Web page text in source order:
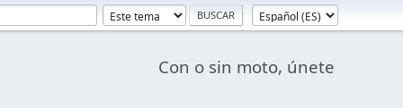
Con o sin moto, únete